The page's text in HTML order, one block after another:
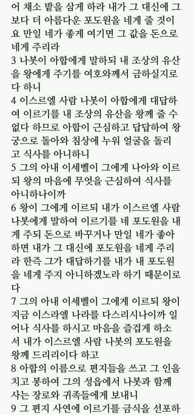
어 채소 밭을 삼게 하라 내가 그 대신에 그
보다 더 아름다운 포도원을 네게 줄 것이
요 만일 네가 좋게 여기면 그 값을 돈으로
네게 주리라
3 나봇이 아합에게 말하되 내 조상의 유산
을 왕에게 주기를 여호와께서 금하실지로
다 하니
4 이스르엘 사람 나봇이 아합에게 대답하
여 이르기를 내 조상의 유산을 왕께 줄 수
없다 하므로 아합이 근심하고 답답하여 왕
궁으로 돌아와 침상에 누워 얼굴을 돌리
고 식사를 아니하니
5 그의 아내 이세벨이 그에게 나아와 이르
되 왕의 마음에 무엇을 근심하여 식사를
아니하나이까
6 왕이 그에게 이르되 내가 이스르엘 사람
나봇에게 말하여 이르기를 네 포도원을 내
게 주되 돈으로 바꾸거나 만일 네가 좋아
하면 내가 그 대신에 포도원을 네게 주리
라 한즉 그가 대답하기를 내가 내 포도원
을 네게 주지 아니하겠노라 하기 때문이로
다
7 그의 아내 이세벨이 그에게 이르되 왕이
지금 이스라엘 나라를 다스리시나이까 일
어나 식사를 하시고 마음을 즐겁게 하소
서 내가 이스르엘 사람 나봇의 포도원을
왕께 드리리이다 하고
8 아합의 이름으로 편지들을 쓰고 그 인을
치고 봉하여 그의 성읍에서 나봇과 함께
사는 장로와 귀족들에게 보내니
9 그 편지 사연에 이르기를 금식을 선포하